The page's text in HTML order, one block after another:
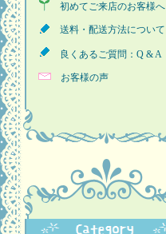
初めてご来店のお客様へ
送料・配送方法について
良くあるご質問：Q & A
お客様の声